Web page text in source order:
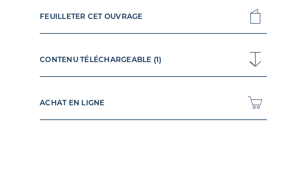
FEUILLETER CET OUVRAGE
CONTENU TÉLÉCHARGEABLE (1)
ACHAT EN LIGNE